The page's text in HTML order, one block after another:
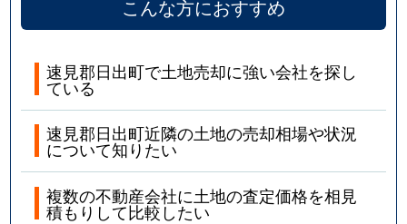
こんな方におすすめ
速見郡日出町で土地売却に強い会社を探し
ている
速見郡日出町近隣の土地の売却相場や状況
について知りたい
複数の不動産会社に土地の査定価格を相見
積もりして比較したい